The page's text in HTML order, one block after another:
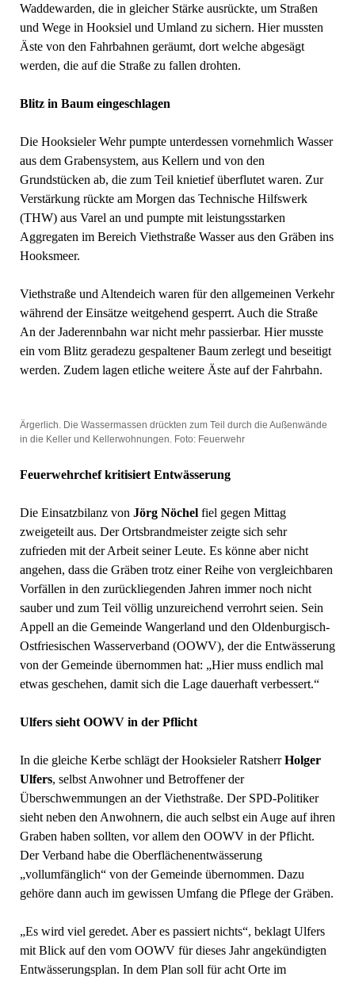
Waddewarden, die in gleicher Stärke ausrückte, um Straßen
und Wege in Hooksiel und Umland zu sichern. Hier mussten
Äste von den Fahrbahnen geräumt, dort welche abgesägt
werden, die auf die Straße zu fallen drohten.
Blitz in Baum eingeschlagen
Die Hooksieler Wehr pumpte unterdessen vornehmlich Wasser
aus dem Grabensystem, aus Kellern und von den
Grundstücken ab, die zum Teil knietief überflutet waren. Zur
Verstärkung rückte am Morgen das Technische Hilfswerk
(THW) aus Varel an und pumpte mit leistungsstarken
Aggregaten im Bereich Viethstraße Wasser aus den Gräben ins
Hooksmeer.
Viethstraße und Altendeich waren für den allgemeinen Verkehr
während der Einsätze weitgehend gesperrt. Auch die Straße
An der Jaderennbahn war nicht mehr passierbar. Hier musste
ein vom Blitz geradezu gespaltener Baum zerlegt und beseitigt
werden. Zudem lagen etliche weitere Äste auf der Fahrbahn.
Ärgerlich. Die Wassermassen drückten zum Teil durch die Außenwände
in die Keller und Kellerwohnungen. Foto: Feuerwehr
Feuerwehrchef kritisiert Entwässerung
Die Einsatzbilanz von Jörg Nöchelfiel gegen Mittag
zweigeteilt aus. Der Ortsbrandmeister zeigte sich sehr
zufrieden mit der Arbeit seiner Leute. Es könne aber nicht
angehen, dass die Gräben trotz einer Reihe von vergleichbaren
Vorfällen in den zurückliegenden Jahren immer noch nicht
sauber und zum Teil völlig unzureichend verrohrt seien. Sein
Appell an die Gemeinde Wangerland und den Oldenburgisch-
Ostfriesischen Wasserverband (OOWV), der die Entwässerung
von der Gemeinde übernommen hat: „Hier muss endlich mal
etwas geschehen, damit sich die Lage dauerhaft verbessert.“
Ulfers sieht OOWV in der Pflicht
In die gleiche Kerbe schlägt der Hooksieler RatsherrHolger
Ulfers, selbst Anwohner und Betroffener der
Überschwemmungen an der Viethstraße. Der SPD-Politiker
sieht neben den Anwohnern, die auch selbst ein Auge auf ihren
Graben haben sollten, vor allem den OOWV in der Pflicht.
Der Verband habe die Oberflächenentwässerung
„vollumfänglich“ von der Gemeinde übernommen. Dazu
gehöre dann auch im gewissen Umfang die Pflege der Gräben.
„Es wird viel geredet. Aber es passiert nichts“, beklagt Ulfers
mit Blick auf den vom OOWV für dieses Jahr angekündigten
Entwässerungsplan. In dem Plan soll für acht Orte im